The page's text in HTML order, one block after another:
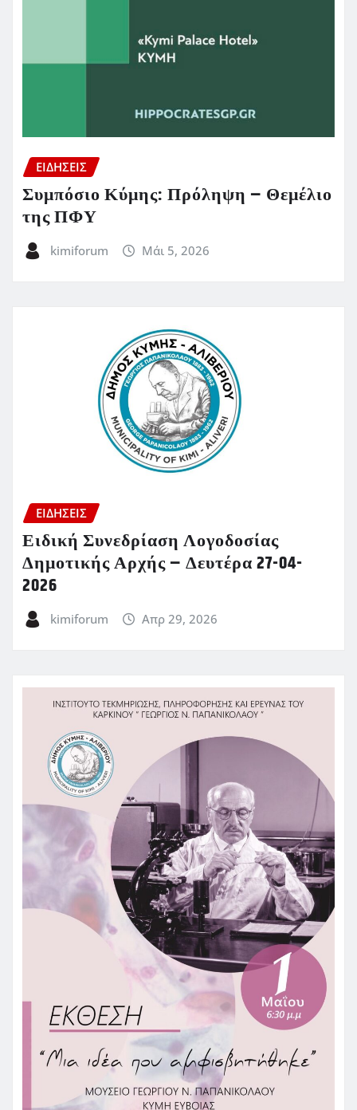
ΕΙΔΗΣΕΙΣ
Συμπόσιο Κύμης: Πρόληψη – Θεμέλιο
της ΠΦΥ
kimiforum Μάι 5, 2026
ΕΙΔΗΣΕΙΣ
Ειδική Συνεδρίαση Λογοδοσίας
Δημοτικής Αρχής – Δευτέρα 27-04-
2026
kimiforum Απρ 29, 2026